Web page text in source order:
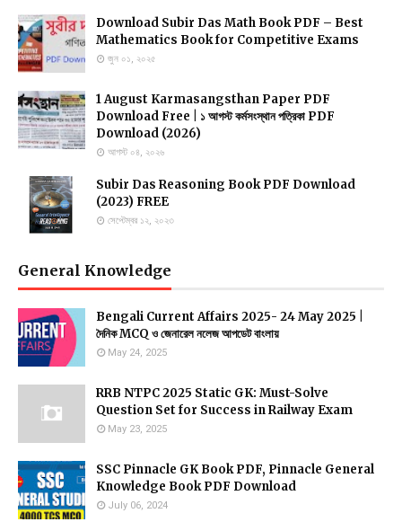
Download Subir Das Math Book PDF – Best
Mathematics Book for Competitive Exams
জুন ০১, ২০২৫
1 August Karmasangsthan Paper PDF
Download Free | ১ আগস্ট কর্মসংস্থান পত্রিকা PDF
Download (2026)
আগস্ট ০৪, ২০২৬
Subir Das Reasoning Book PDF Download
(2023) FREE
সেপ্টেম্বর ১২, ২০২৩
General Knowledge
Bengali Current Affairs 2025- 24 May 2025 |
দৈনিক MCQ ও জেনারেল নলেজ আপডেট বাংলায়
May 24, 2025
RRB NTPC 2025 Static GK: Must-Solve
Question Set for Success in Railway Exam
May 23, 2025
SSC Pinnacle GK Book PDF, Pinnacle General
Knowledge Book PDF Download
July 06, 2024